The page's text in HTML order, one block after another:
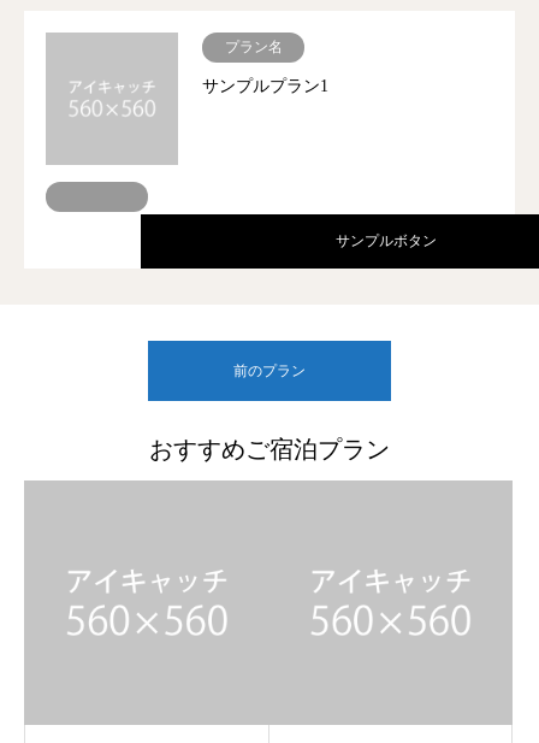
プラン名
サンプルプラン1
サンプルボタン
前のプラン
おすすめご宿泊プラン